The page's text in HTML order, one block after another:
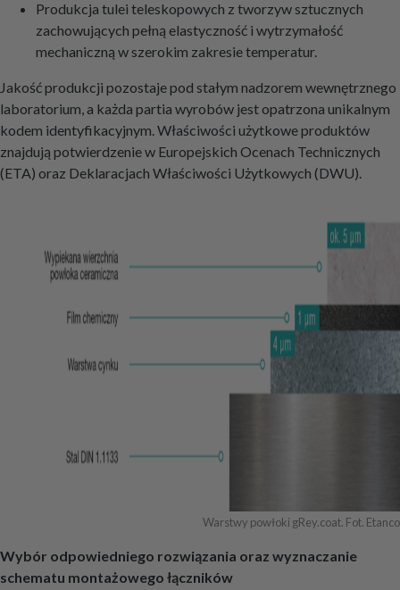
Produkcja tulei teleskopowych z tworzyw sztucznych
zachowujących pełną elastyczność i wytrzymałość
mechaniczną w szerokim zakresie temperatur.
Jakość produkcji pozostaje pod stałym nadzorem wewnętrznego
laboratorium, a każda partia wyrobów jest opatrzona unikalnym
kodem identyfikacyjnym. Właściwości użytkowe produktów
znajdują potwierdzenie w Europejskich Ocenach Technicznych
(ETA) oraz Deklaracjach Właściwości Użytkowych (DWU).
Warstwy powłoki gRey.coat. Fot. Etanco
Wybór odpowiedniego rozwiązania oraz wyznaczanie
schematu montażowego łączników